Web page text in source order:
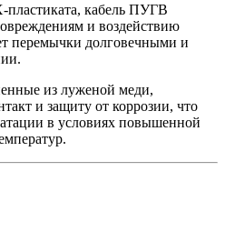
кабель ПУГВ
и воздействию
перемычки долговечными и
из луженой меди,
и защиту от коррозии, что
в условиях повышенной